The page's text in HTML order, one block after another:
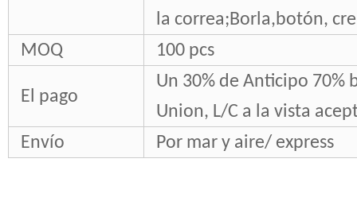
la correa;Borla,botón,
MOQ
100 pcs
El pago
Un 30% de Anticipo 70%
Union, L/C a la vista
Envío
Por mar y aire/ express